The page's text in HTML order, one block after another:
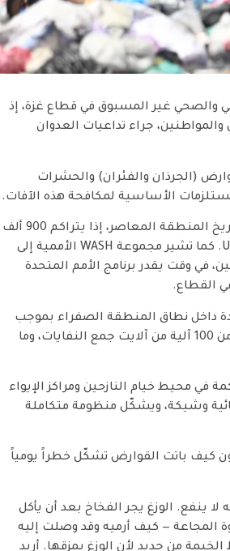
والصحي غير المسبوق في قطاع غزة، إذ
جراء تداعيات العدوان
(الجرذان والفئران) والحشرات
الأساسية لمكافحة هذه الآفات.
وأكد أن أزمة النفايات في غزة باتت من أشد الأزمات البيئية حدةً في تاريخ المنطقة المعاصر، إذا يتراكم 900 ألف
طن من النفايات منذ أكتوبر 2023 حتى ديسمبر 2025، وفق تقرير UNDP. كما تشير مجموعة WASH الأممية إلى
في وقت يقدر برنامج الأمم المتحدة
داخل نطاق المنطقة الصفراء بموجب
التقسيم وفق اتفاق وقف إطلاق النار، فضلا عن تدمير أو مصادر أكثر من 100 آلية من آلايت جمع النفايات، وما
في محيط خيام النازحين ومراكز الإيواء
وشيكة، ويشكّل منظومة متكاملة
كيف باتت القوارض تشكّل خطراً يومياً
سُمّ فئران لكنه لا ينفع. الوزغ يجر الفخاخ بعد أن يأكل
المجاعة — كيف أرميه وقد وصلت إليه
من جديد لأن الوزغ يمزقها. أريد